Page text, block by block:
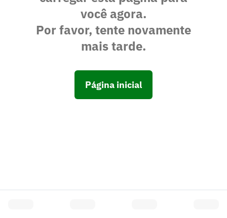
você agora.
Por favor, tente novamente
mais tarde.
Página inicial